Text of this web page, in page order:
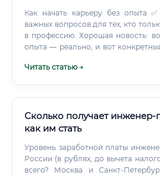
Как начать карьеру без опыта
важных вопросов для тех, кто
в профессию. Хорошая новость:
опыта — реально, и вот конкретный план: Шаг
сетей (газоснабжение,
Читать статью →
Сколько получает
как им стать
Уровень заработной платы
России (в рублях, до вычета налогов) Где платят
всего? Москва и Санкт-